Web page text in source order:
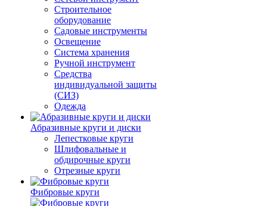
Строительное
оборудование
Садовые инструменты
Освещение
Система хранения
Ручной инструмент
Средства
индивидуальной защиты
(СИЗ)
Одежда
Абразивные круги и диски
Лепестковые круги
Шлифовальные и
обдирочные круги
Отрезные круги
Фибровые круги